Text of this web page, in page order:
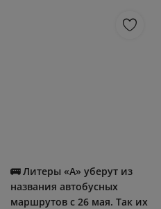
🚌 Литеры «А» уберут из
названия автобусных
маршрутов с 26 мая. Так их